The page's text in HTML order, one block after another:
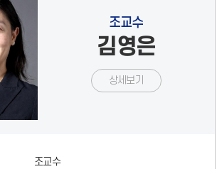
조교수
김영은
상세보기
조교수